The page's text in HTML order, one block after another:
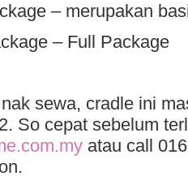
– merupakan
– Full Package
sewa, cradle ini
So cepat sebelum
atau call